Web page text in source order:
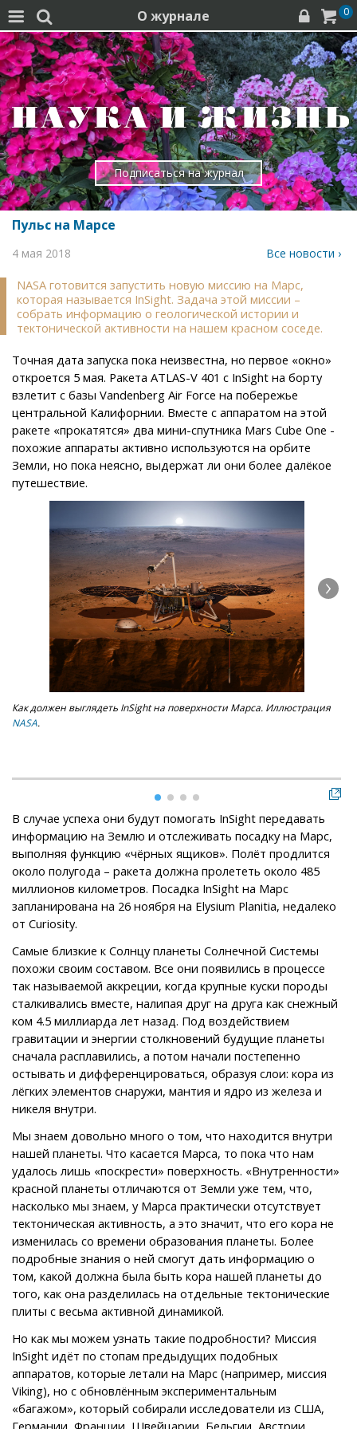
  О журнале   0
Подписаться на журнал
Пульс на Марсе
4 мая 2018 Все новости ›
NASA готовится запустить новую миссию на Марс,
которая называется InSight. Задача этой миссии –
собрать информацию о геологической истории и
тектонической активности на нашем красном соседе.
Точная дата запуска пока неизвестна, но первое «окно»
откроется 5 мая. Ракета ATLAS-V 401 с InSight на борту
взлетит с базы Vandenberg Air Force на побережье
центральной Калифорнии. Вместе с аппаратом на этой
ракете «прокатятся» два мини-спутника Mars Cube One -
похожие аппараты активно используются на орбите
Земли, но пока неясно, выдержат ли они более далёкое
путешествие.
Как должен выглядеть InSight на поверхности Марса. Иллюстрация
NASA.
В случае успеха они будут помогать InSight передавать
информацию на Землю и отслеживать посадку на Марс,
выполняя функцию «чёрных ящиков». Полёт продлится
около полугода – ракета должна пролететь около 485
миллионов километров. Посадка InSight на Марс
запланирована на 26 ноября на Elysium Planitia, недалеко
от Curiosity.
Самые близкие к Солнцу планеты Солнечной Системы
похожи своим составом. Все они появились в процессе
так называемой аккреции, когда крупные куски породы
сталкивались вместе, налипая друг на друга как снежный
ком 4.5 миллиарда лет назад. Под воздействием
гравитации и энергии столкновений будущие планеты
сначала расплавились, а потом начали постепенно
остывать и дифференцироваться, образуя слои: кора из
лёгких элементов снаружи, мантия и ядро из железа и
никеля внутри.
Мы знаем довольно много о том, что находится внутри
нашей планеты. Что касается Марса, то пока что нам
удалось лишь «поскрести» поверхность. «Внутренности»
красной планеты отличаются от Земли уже тем, что,
насколько мы знаем, у Марса практически отсутствует
тектоническая активность, а это значит, что его кора не
изменилась со времени образования планеты. Более
подробные знания о ней смогут дать информацию о
том, какой должна была быть кора нашей планеты до
того, как она разделилась на отдельные тектонические
плиты с весьма активной динамикой.
Но как мы можем узнать такие подробности? Миссия
InSight идёт по стопам предыдущих подобных
аппаратов, которые летали на Марс (например, миссия
Viking), но с обновлённым экспериментальным
«багажом», который собирали исследователи из США,
Германии, Франции, Швейцарии, Бельгии, Австрии,